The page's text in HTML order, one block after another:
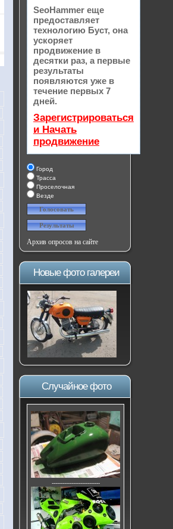
SeoHammer еще
предоставляет
технологию Буст, она
ускоряет
продвижение в
десятки раз, а первые
результаты
появляются уже в
течение первых 7
дней.
Зарегистрироваться
и Начать
продвижение
Город
Трасса
Проселочная
Везде
Архив опросов на сайте
Новые фото галереи
Случайное фото
---------------------------